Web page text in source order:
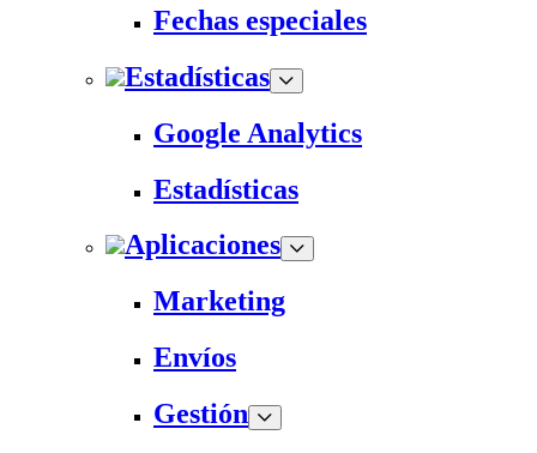
Fechas especiales
Estadísticas
Google Analytics
Estadísticas
Aplicaciones
Marketing
Envíos
Gestión